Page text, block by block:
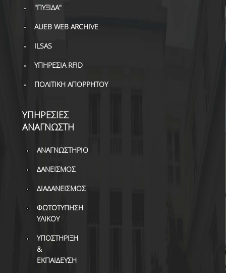
"ΠΥΞΙΔΑ"
AUEB WEB ARCHIVE
ILSAS
ΥΠΗΡΕΣΙΑ RFID
ΠΟΛΙΤΙΚΗ ΑΠΟΡΡΗΤΟΥ
ΥΠΗΡΕΣΙΕΣ
ΑΝΑΓΝΩΣΤΗ
ΑΝΑΓΝΩΣΤΗΡΙΟ
ΔΑΝΕΙΣΜΟΣ
ΔΙΑΔΑΝΕΙΣΜΟΣ
ΦΩΤΟΤΥΠΗΣΗ
ΥΛΙΚΟΥ
ΥΠΟΣΤΗΡΙΞΗ
&
ΕΚΠΑΙΔΕΥΣΗ